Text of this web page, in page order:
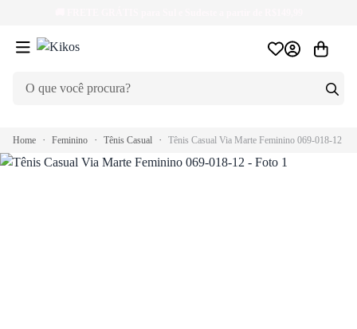
Home Feminino Tênis Casual Tênis Casual Via Marte Feminino 069-018-12